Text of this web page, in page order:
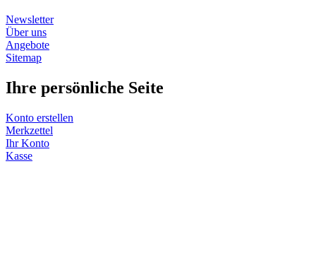
Newsletter
Über uns
Angebote
Sitemap
Ihre persönliche Seite
Konto erstellen
Merkzettel
Ihr Konto
Kasse